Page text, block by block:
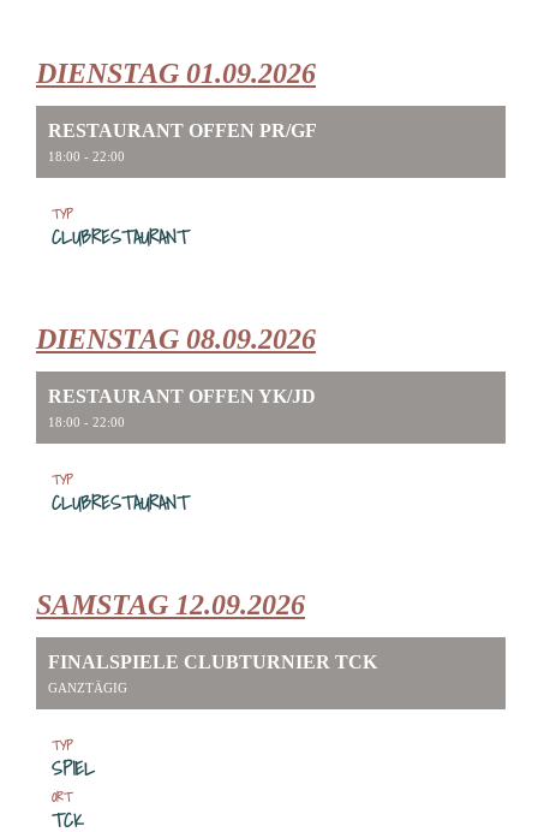
DIENSTAG 01.09.2026
RESTAURANT OFFEN PR/GF
18:00 - 22:00
TYP
CLUBRESTAURANT
DIENSTAG 08.09.2026
RESTAURANT OFFEN YK/JD
18:00 - 22:00
TYP
CLUBRESTAURANT
SAMSTAG 12.09.2026
FINALSPIELE CLUBTURNIER TCK
GANZTÄGIG
TYP
SPIEL
ORT
TCK